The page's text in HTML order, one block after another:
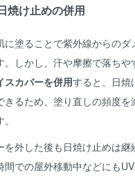
焼け止めの併用
に塗ることで紫外線からのダ
。しかし、汗や摩擦で落ちや
スカバーを併用すると、日焼
きるため、塗り直しの頻度を
を外した後も日焼け止めは継
間での屋外移動中などにも